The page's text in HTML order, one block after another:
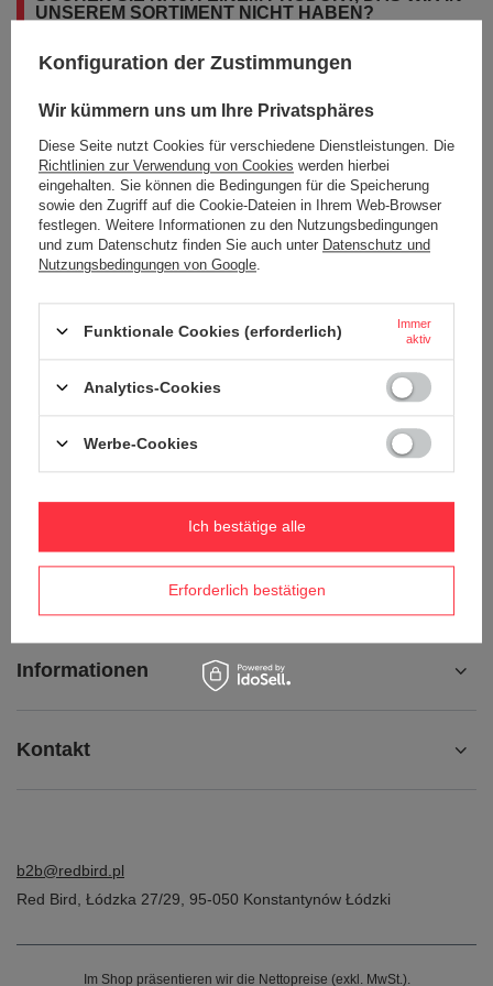
UNSEREM SORTIMENT NICHT HABEN?
Wenn Sie ein Produkt in unserem Angebot nicht gefunden haben und es
verwenden und uns eine Beschreibung des gesuchten Artikels
BESTELLUNGEN
Bestellungsstatus
Ich möchte die Ware reklamieren
Ich möchte vom Vertrag zurücktreten
Ich möchte die Ware umtauschen
Kontakt
Informationen
Kontakt
b2b@redbird.pl
Red Bird Łódzka 27/29 95-050 Konstantynów Łódzki
Im Shop präsentieren wir die Nettopreise (exkl. MwSt.).
Konfiguration der Zustimmungen
Wir kümmern uns um Ihre Privatsphäres
Diese Seite nutzt Cookies für verschiedene Dienstleistungen. Die
Richtlinien zur Verwendung von Cookies werden hierbei
eingehalten. Sie können die Bedingungen für die Speicherung
sowie den Zugriff auf die Cookie-Dateien in Ihrem Web-Browser
festlegen. Weitere Informationen zu den Nutzungsbedingungen
und zum Datenschutz finden Sie auch unter Datenschutz und
Nutzungsbedingungen von Google
Funktionale Cookies (erforderlich)
Immer
aktiv
Analytics-Cookies
Werbe-Cookies
Erforderlich bestätigen
Ich bestätige alle